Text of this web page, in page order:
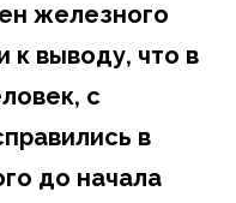
железного
к выводу, что в
с
в
до начала